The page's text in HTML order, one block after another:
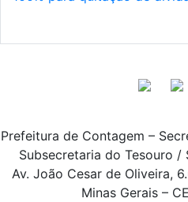
Prefeitura de Contagem –
Subsecretaria do Tesouro /
Av. João Cesar de Oliveira,
Minas Gerais –